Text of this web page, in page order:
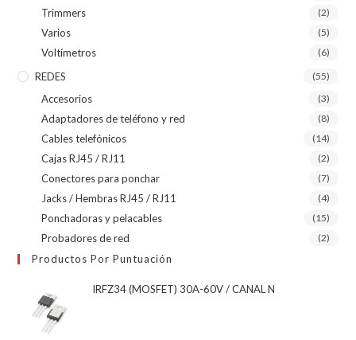
Trimmers (2)
Varios (5)
Voltímetros (6)
REDES (55)
Accesorios (3)
Adaptadores de teléfono y red (8)
Cables telefónicos (14)
Cajas RJ45 / RJ11 (2)
Conectores para ponchar (7)
Jacks / Hembras RJ45 / RJ11 (4)
Ponchadoras y pelacables (15)
Probadores de red (2)
Productos Por Puntuación
IRFZ34 (MOSFET) 30A-60V / CANAL N